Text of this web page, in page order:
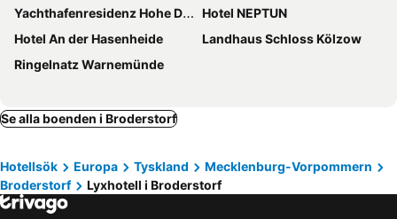
Yachthafenresidenz Hohe Düne
Hotel NEPTUN
Hotel An der Hasenheide
Landhaus Schloss Kölzow
Ringelnatz Warnemünde
Se alla boenden i Broderstorf
Hotellsök Europa Tyskland
Mecklenburg-Vorpommern
Broderstorf
Lyxhotell i Broderstorf